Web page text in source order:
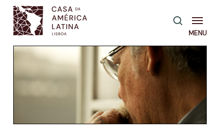
Skip
main
content
pesquisa
Menu